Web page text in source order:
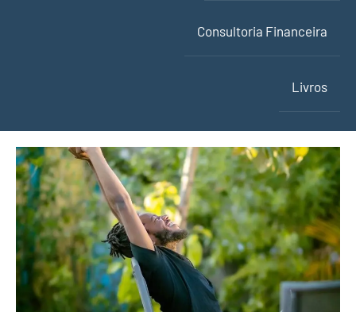
Consultoria Financeira
Livros